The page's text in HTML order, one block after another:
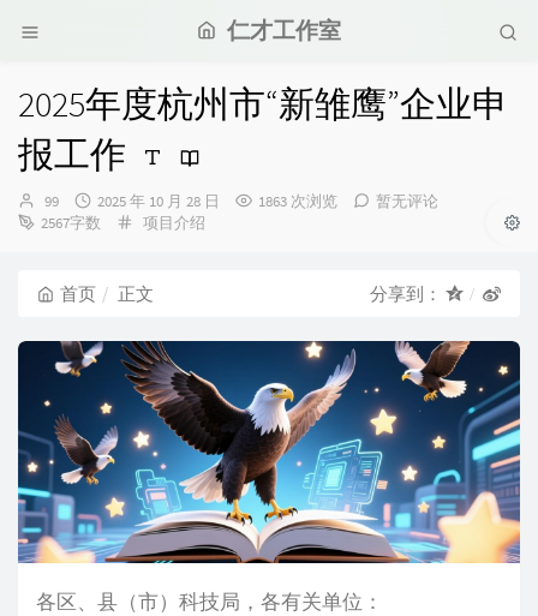
仁才工作室
2025年度杭州市“新雏鹰”企业申
报工作
博
主：
99
发
布
2025 年 10 月 28 日 1863 次浏览
暂无评论
2567字数
分
项目介绍
首页 正文 分享到：
各区、县（市）科技局，各有关单位：